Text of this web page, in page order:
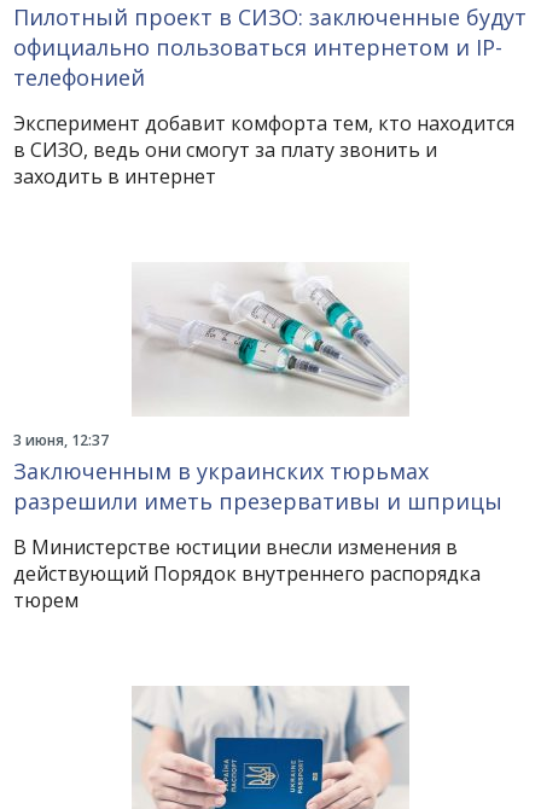
Пилотный проект в СИЗО: заключенные будут
официально пользоваться интернетом и IP-
телефонией
Эксперимент добавит комфорта тем, кто находится
в СИЗО, ведь они смогут за плату звонить и
заходить в интернет
3 июня, 12:37
Заключенным в украинских тюрьмах
разрешили иметь презервативы и шприцы
В Министерстве юстиции внесли изменения в
действующий Порядок внутреннего распорядка
тюрем